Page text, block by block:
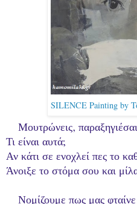
SILENCE Painting by
Μουτρώνεις,
Τι είναι αυτά;
Αν κάτι σε ενοχλεί πες το
Άνοιξε το στόμα σου και
Νομίζουμε πως μας